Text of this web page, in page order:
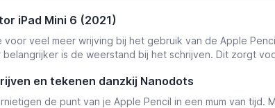
iPad Mini 6 (2021)
veel meer wrijving bij het gebruik van de Apple
belangrijker is de weerstand bij het schrijven. Dit zorgt
en tekenen danzkij Nanodots
de punt van je Apple Pencil in een mum van